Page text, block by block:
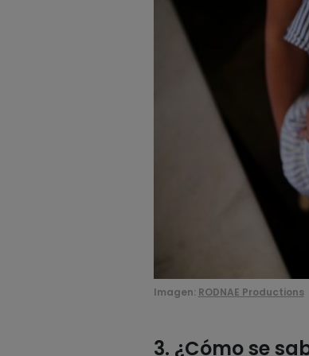
Imagen: RODNAE Productions
3. ¿Cómo se